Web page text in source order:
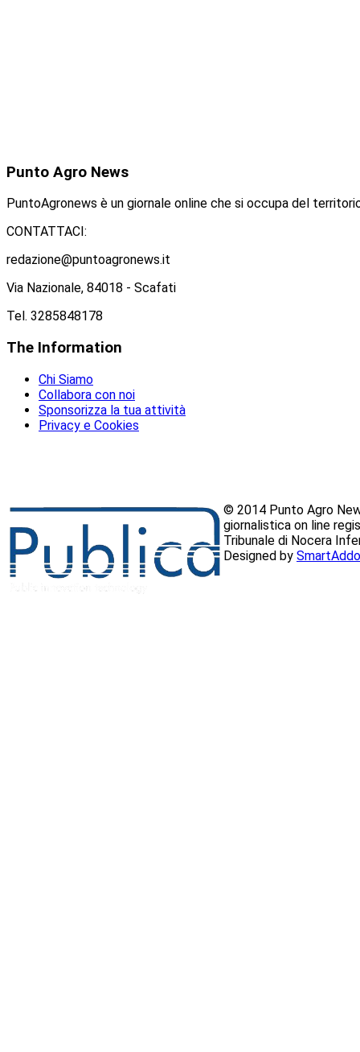
Punto Agro News
PuntoAgronews è un giornale online che si occupa del
CONTATTACI:
redazione@puntoagronews.it
Via Nazionale, 84018 - Scafati
Tel. 3285848178
The Information
Chi Siamo
Collabora con noi
Sponsorizza la tua attività
Privacy e Cookies
© 2014 Punto Agro
giornalistica on line
Tribunale di Nocera
Designed by